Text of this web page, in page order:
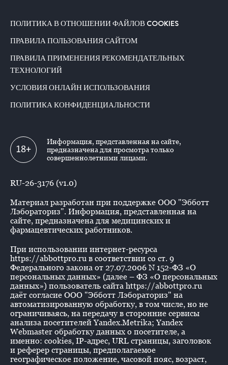
ПОЛИТИКА В ОТНОШЕНИИ ФАЙЛОВ COOKIES
ПРАВИЛА ПОЛЬЗОВАНИЯ САЙТОМ
ПРАВИЛА ПРИМЕНЕНИЯ РЕКОМЕНДАТЕЛЬНЫХ
ТЕХНОЛОГИЙ
УСЛОВИЯ ОНЛАЙН ИСПОЛЬЗОВАНИЯ
ПОЛИТИКА КОНФИДЕНЦИАЛЬНОСТИ
18+
Информация, представленная на сайте,
предназначена для просмотра только
совершеннолетними лицами.
RU-26-3176 (v1.0)
Материал разработан при поддержке ООО "Эбботт
Лэбораториз". Информация, представленная на
сайте, предназначена для медицинских и
фармацевтических работников.
При использовании интернет-ресурса
https://abbottpro.ru в соответствии со ст. 9
Федерального закона от 27.07.2006 N 152-ФЗ «О
персональных данных» (далее – ФЗ «О персональных
данных») пользователь сайта https://abbottpro.ru
даёт согласие ООО "Эбботт Лэбораториз" на
автоматизированную обработку, в том числе, но не
ограничиваясь, на передачу в сторонние сервисы
анализа посетителей Yandex.Metrika; Yandex
Webmaster обработку данных о посетителе, а
именно: cookies, IP-адрес, URL страницы, заголовок
и реферер страницы, предполагаемое
географическое положение, часовой пояс, возраст,